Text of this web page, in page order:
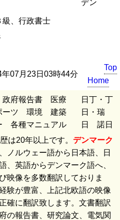
デン
級、行政書士
年07月23日03時44分
Top
Home
政府報告書 医療
ーツ 環境 建築
各種マニュアル
日丁・丁
日・瑞
日 諾日
は20年以上です。 デンマーク
ノルウェー語から日本語、日
、英語からデンマーク語へ、
映像を多数翻訳しておりま
験が豊富、上記北欧語の映像
確に翻訳致します。文書翻訳
の報告書、研究論文、電気関